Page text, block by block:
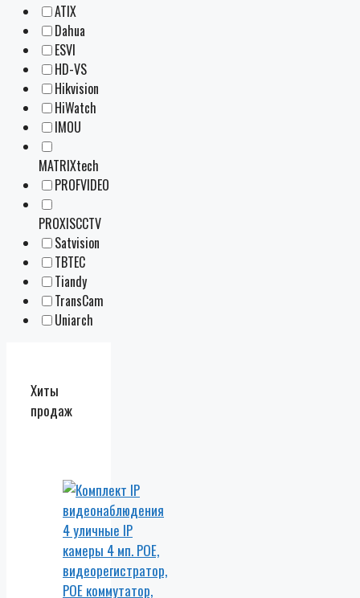
ATIX
Dahua
ESVI
HD-VS
Hikvision
HiWatch
IMOU
MATRIXtech
PROFVIDEO
PROXISCCTV
Satvision
TBTEC
Tiandy
TransCam
Uniarch
Хиты
продаж